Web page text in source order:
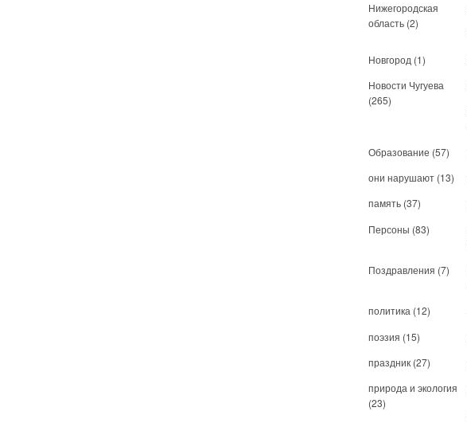
Нижегородская
область (2)
Новгород (1)
Новости Чугуева
(265)
Образование (57)
они нарушают (13)
память (37)
Персоны (83)
Поздравления (7)
политика (12)
поэзия (15)
праздник (27)
природа и экология
(23)